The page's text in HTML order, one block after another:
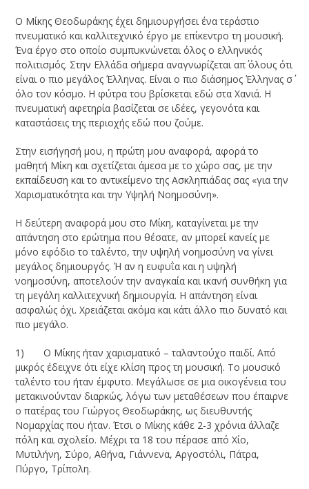
Ο Μίκης Θεοδωράκης έχει δημιουργήσει ένα τεράστιο
πνευματικό και καλλιτεχνικό έργο με επίκεντρο τη μουσική.
Ένα έργο στο οποίο συμπυκνώνεται όλος ο ελληνικός
πολιτισμός. Στην Ελλάδα σήμερα αναγνωρίζεται απ΄ όλους ότι
είναι ο πιο μεγάλος Έλληνας. Είναι ο πιο διάσημος Έλληνας σ΄
όλο τον κόσμο. Η φύτρα του βρίσκεται εδώ στα Χανιά. Η
πνευματική αφετηρία βασίζεται σε ιδέες, γεγονότα και
καταστάσεις της περιοχής εδώ που ζούμε.
Στην εισήγησή μου, η πρώτη μου αναφορά, αφορά το
μαθητή Μίκη και σχετίζεται άμεσα με το χώρο σας, με την
εκπαίδευση και το αντικείμενο της Ασκληπιάδας σας «για την
Χαρισματικότητα και την Υψηλή Νοημοσύνη».
Η δεύτερη αναφορά μου στο Μίκη, καταγίνεται με την
απάντηση στο ερώτημα που θέσατε, αν μπορεί κανείς με
μόνο εφόδιο το ταλέντο, την υψηλή νοημοσύνη να γίνει
μεγάλος δημιουργός. Ή αν η ευφυΐα και η υψηλή
νοημοσύνη, αποτελούν την αναγκαία και ικανή συνθήκη για
τη μεγάλη καλλιτεχνική δημιουργία. Η απάντηση είναι
ασφαλώς όχι. Χρειάζεται ακόμα και κάτι άλλο πιο δυνατό και
πιο μεγάλο.
1) Ο Μίκης ήταν χαρισματικό – ταλαντούχο παιδί. Από
μικρός έδειχνε ότι είχε κλίση προς τη μουσική. Το μουσικό
ταλέντο του ήταν έμφυτο. Μεγάλωσε σε μια οικογένεια του
μετακινούνταν διαρκώς, λόγω των μεταθέσεων που έπαιρνε
ο πατέρας του Γιώργος Θεοδωράκης, ως διευθυντής
Νομαρχίας που ήταν. Έτσι ο Μίκης κάθε 2-3 χρόνια άλλαζε
πόλη και σχολείο. Μέχρι τα 18 του πέρασε από Χίο,
Μυτιλήνη, Σύρο, Αθήνα, Γιάννενα, Αργοστόλι, Πάτρα,
Πύργο, Τρίπολη.